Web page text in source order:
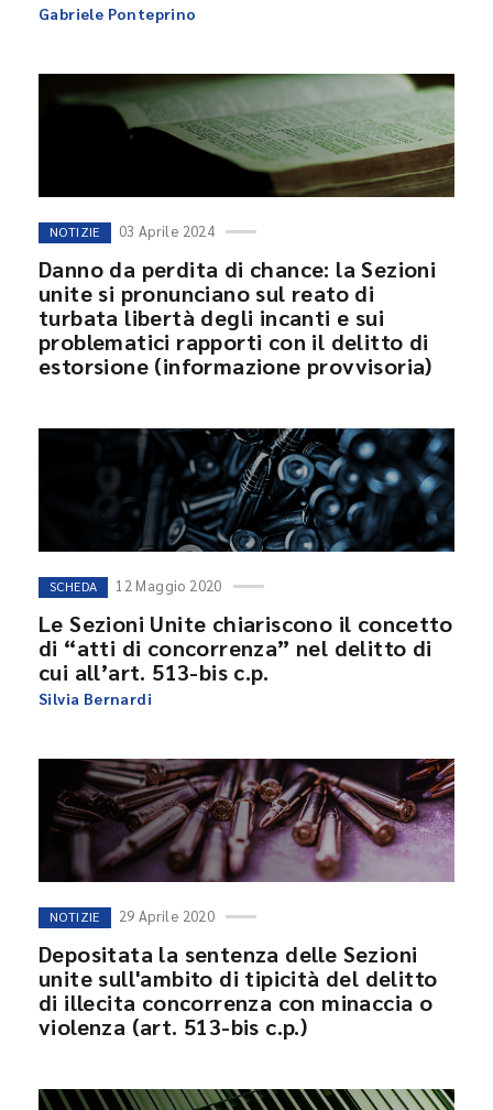
Gabriele Ponteprino
NOTIZIE 03 Aprile 2024
Danno da perdita di chance: la Sezioni
unite si pronunciano sul reato di
turbata libertà degli incanti e sui
problematici rapporti con il delitto di
estorsione (informazione provvisoria)
SCHEDA 12 Maggio 2020
Le Sezioni Unite chiariscono il concetto
di “atti di concorrenza” nel delitto di
cui all’art. 513-bis c.p.
Silvia Bernardi
NOTIZIE 29 Aprile 2020
Depositata la sentenza delle Sezioni
unite sull'ambito di tipicità del delitto
di illecita concorrenza con minaccia o
violenza (art. 513-bis c.p.)